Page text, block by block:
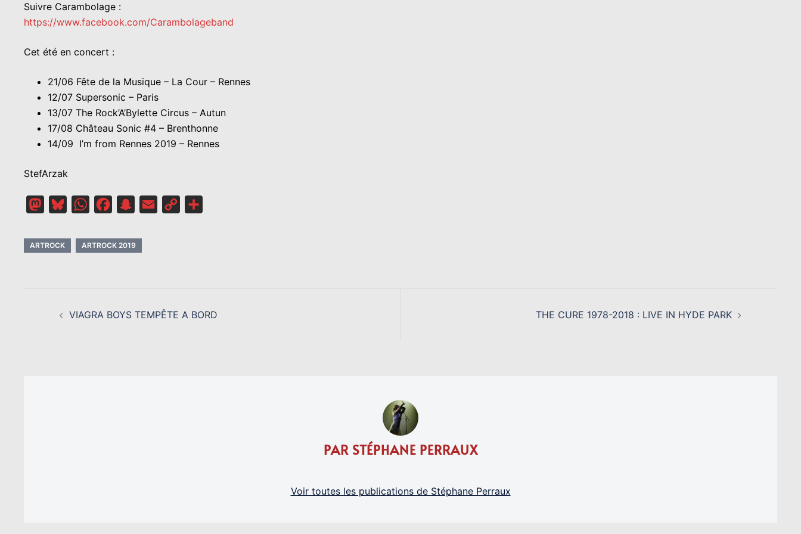
Suivre Carambolage :
https://www.facebook.com/Carambolageband
Cet été en concert :
21/06 Fête de la Musique – La Cour – Rennes
12/07 Supersonic – Paris
13/07 The Rock’A’Bylette Circus – Autun
17/08 Château Sonic #4 – Brenthonne
14/09 I’m from Rennes 2019 – Rennes
StefArzak
MastodonBlueskyWhatsAppFacebookSnapchat
Email
Copy
ARTROCK ARTROCK 2019
D’ARTICLEVIAGRA BOYS TEMPÊTE A BORD THE CURE 1978-2018 : LIVE IN HYDE PARK
PAR STÉPHANE PERRAUX
Voir toutes les publications de Stéphane Perraux